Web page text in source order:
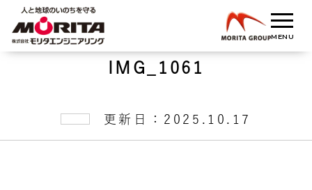
IMG_1061
更新日：2025.10.17